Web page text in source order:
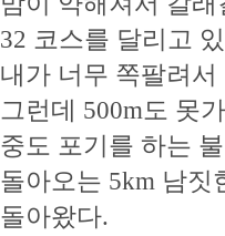
32 코스를 달리고
내가 너무 쪽팔려
그런데 500m도 못
중도 포기를 하는
돌아오는 5km 남짓
돌아왔다.